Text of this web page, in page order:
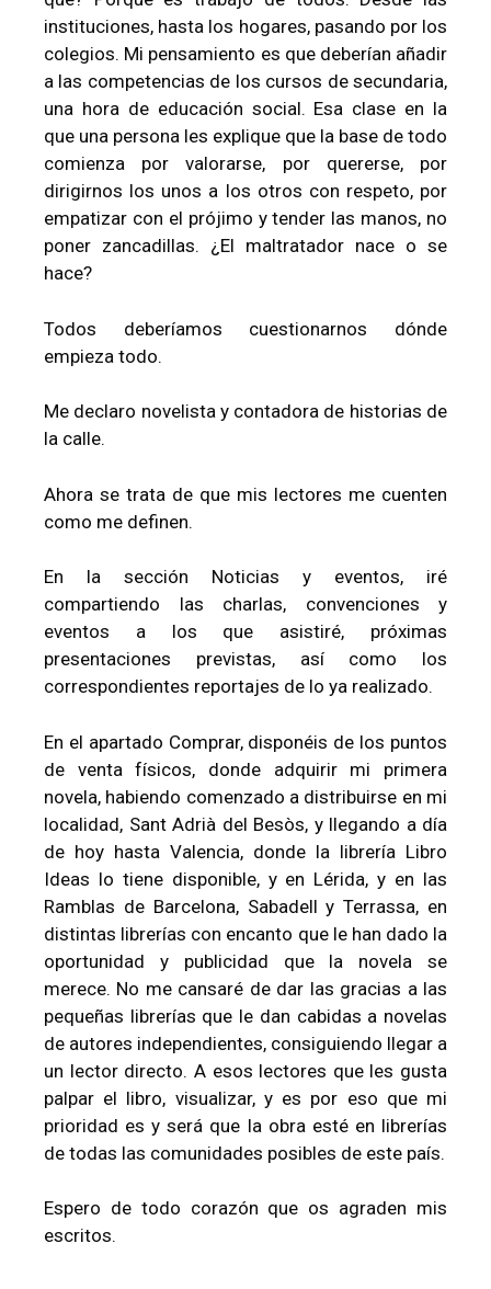
instituciones, hasta los hogares, pasando por los
colegios. Mi pensamiento es que deberían añadir
a las competencias de los cursos de secundaria,
una hora de educación social. Esa clase en la
que una persona les explique que la base de todo
comienza por valorarse, por quererse, por
dirigirnos los unos a los otros con respeto, por
empatizar con el prójimo y tender las manos, no
poner zancadillas. ¿El maltratador nace o se
hace?
Todos deberíamos cuestionarnos dónde
empieza todo.
Me declaro novelista y contadora de historias de
la calle.
Ahora se trata de que mis lectores me cuenten
como me definen.
En la sección Noticias y eventos, iré
compartiendo las charlas, convenciones y
eventos a los que asistiré, próximas
presentaciones previstas, así como los
correspondientes reportajes de lo ya realizado.
En el apartado Comprar, disponéis de los puntos
de venta físicos, donde adquirir mi primera
novela, habiendo comenzado a distribuirse en mi
localidad, Sant Adrià del Besòs, y llegando a día
de hoy hasta Valencia, donde la librería Libro
Ideas lo tiene disponible, y en Lérida, y en las
Ramblas de Barcelona, Sabadell y Terrassa, en
distintas librerías con encanto que le han dado la
oportunidad y publicidad que la novela se
merece. No me cansaré de dar las gracias a las
pequeñas librerías que le dan cabidas a novelas
de autores independientes, consiguiendo llegar a
un lector directo. A esos lectores que les gusta
palpar el libro, visualizar, y es por eso que mi
prioridad es y será que la obra esté en librerías
de todas las comunidades posibles de este país.
Espero de todo corazón que os agraden mis
escritos.